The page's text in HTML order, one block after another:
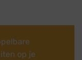
op je